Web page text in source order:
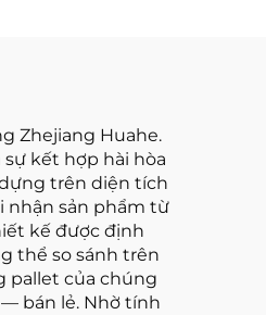
Zhejiang Huahe.
kết hợp hài hòa
trên diện tích
nhận sản phẩm từ
kế được định
thể so sánh trên
pallet của chúng
bán lẻ. Nhờ tính